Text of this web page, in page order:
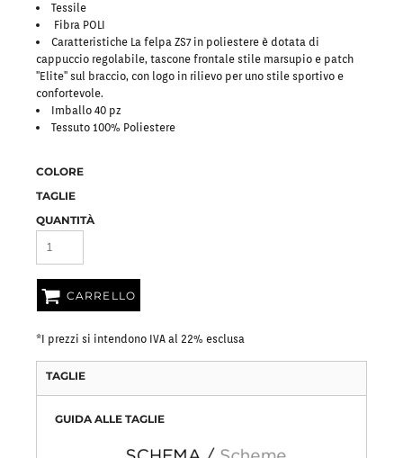
Tessile
Fibra POLI
Caratteristiche La felpa ZS7 in poliestere è dotata di
cappuccio regolabile, tascone frontale stile marsupio e patch
"Elite" sul braccio, con logo in rilievo per uno stile sportivo e
confortevole.
Imballo 40 pz
Tessuto 100% Poliestere
COLORE
TAGLIE
QUANTITÀ
CARRELLO
*I prezzi si intendono IVA al 22% esclusa
TAGLIE
GUIDA ALLE TAGLIE